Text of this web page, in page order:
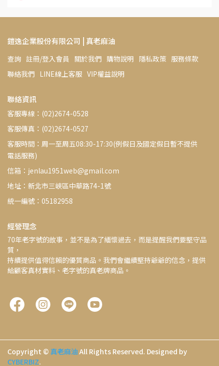
鎧逸企業股份有限公司 | 真老麻油
查詢 註冊/登入會員 關於我們 購物說明 隱私政策 服務條款
聯絡我們 LINE線上客服 VIP權益說明
聯絡資訊
客服專線：(02)2674-0528
客服傳真：(02)2674-0527
客服時間：周一至周五08:30-17:30(例假日及國定假日暫不提供
電話服務)
信箱：jenlau1951web@gmail.com
地址：新北市三峽區中華路74-1號
統一編號：05182958
經營理念
70年老字號的故事，並不是為了緬懷過去，而是提醒我們要堅守品
質，
持續提供值得信賴的優質商品。我們會繼續堅持爺爺的信念，提供
給顧客真材實料、老字號的真老牌商品。
Copyright © 真老麻油All Rights Reserved. Designed by
CYBERBIZ.